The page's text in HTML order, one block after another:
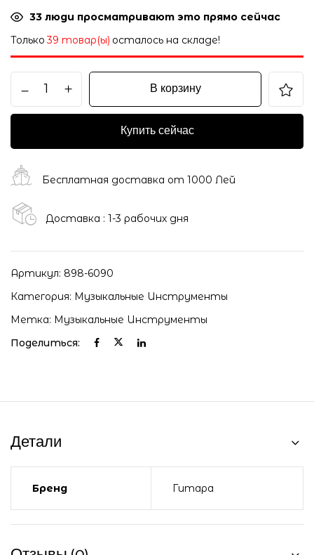
33 люди просматривают это прямо сейчас
Только 39 товар(ы) осталось на складе!
В корзину
Купить сейчас
Бесплатная доставка от 1000 Лей
Доставка : 1-3 рабочих дня
Артикул: 898-6090
Категория: Музыкальные Инструменты
Метка: Музыкальные Инструменты
Поделиться:
Детали
Бренд Гитара